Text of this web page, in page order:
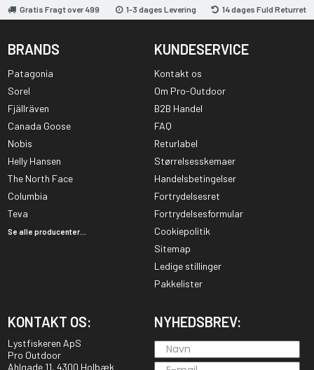
Gratis Fragt over 499 1-3 dages Levering 14 dages Fuld Returret
BRANDS
Patagonia
Sorel
Fjällräven
Canada Goose
Nobis
Helly Hansen
The North Face
Columbia
Teva
Se alle producenter...
KUNDESERVICE
Kontakt os
Om Pro-Outdoor
B2B Handel
FAQ
Returlabel
Størrelsesskemaer
Handelsbetingelser
Fortrydelsesret
Fortrydelsesformular
Cookiepolitik
Sitemap
Ledige stillinger
Pakkelister
KONTAKT OS:
Lystfiskeren ApS
Pro Outdoor
Ahlgade 11, 4300 Holbæk
NYHEDSBREV: